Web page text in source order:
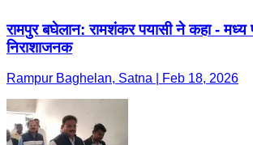
रामपुर बघेलान: रामशंकर पयासी ने कहा -
निराशाजनक
Rampur Baghelan, Satna | Feb 18, 2026